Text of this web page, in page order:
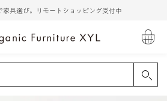
家具選び。リモートショッピング受付中